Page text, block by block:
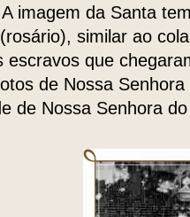
imagem da Santa
similar ao
escravos que
de Nossa
de Nossa Senhora